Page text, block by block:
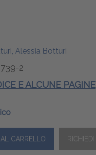
Alessia Botturi
2
E ALCUNE PAGINE